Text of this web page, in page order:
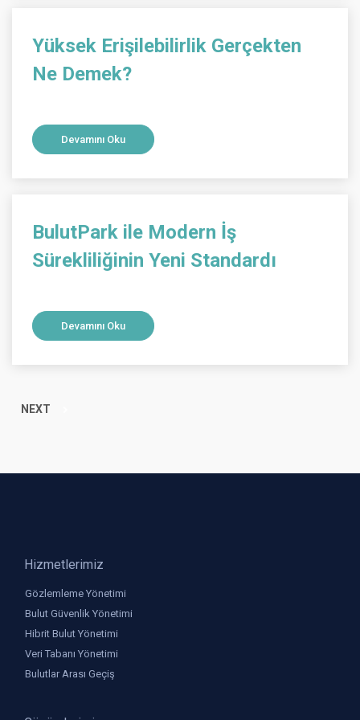
Yüksek Erişilebilirlik Gerçekten
Ne Demek?
Devamını Oku
BulutPark ile Modern İş
Sürekliliğinin Yeni Standardı
Devamını Oku
NEXT
Hizmetlerimiz
Gözlemleme Yönetimi
Bulut Güvenlik Yönetimi
Hibrit Bulut Yönetimi
Veri Tabanı Yönetimi
Bulutlar Arası Geçiş